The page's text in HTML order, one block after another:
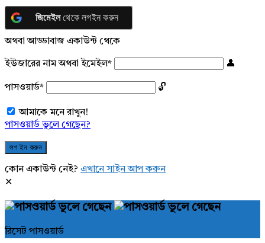
জিমেইলথেকে লগইন করুন
অথবা আড্ডাবাজ একাউন্ট থেকে
ইউজারের নাম অথবা ইমেইল*
পাসওয়ার্ড*
আমাকে মনে রাখুন!
পাসওয়ার্ড ভুলে গেছেন?
কোন একাউন্ট নেই? এখানে সাইন আপ করুন
রিসেট পাসওয়ার্ড